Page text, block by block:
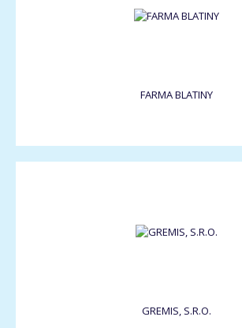
FARMA BLATINY
GREMIS, S.R.O.